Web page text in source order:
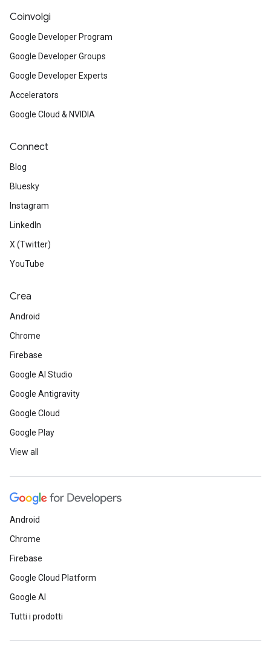
Coinvolgi
Google Developer Program
Google Developer Groups
Google Developer Experts
Accelerators
Google Cloud & NVIDIA
Connect
Blog
Bluesky
Instagram
LinkedIn
X (Twitter)
YouTube
Crea
Android
Chrome
Firebase
Google AI Studio
Google Antigravity
Google Cloud
Google Play
View all
Android
Chrome
Firebase
Google Cloud Platform
Google AI
Tutti i prodotti